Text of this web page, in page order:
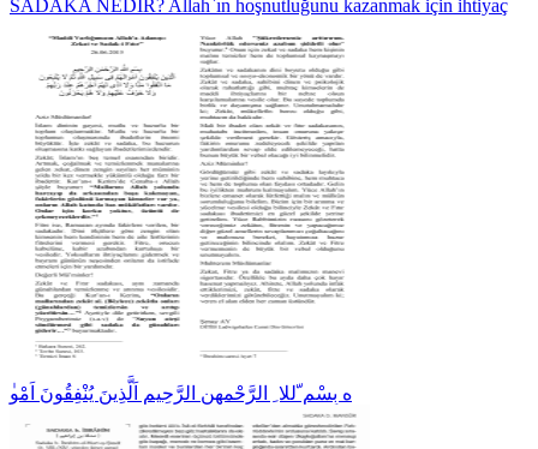
SADAKA NEDİR? Allah`ın hoşnutluğunu kazanmak için ihtiyaç
ٰه بِسْمِ ّللا ِ الرَّحْمهنِ الرَّحِيمِ اَلَّذِينَ يُنْفِقُونَ اَمْو